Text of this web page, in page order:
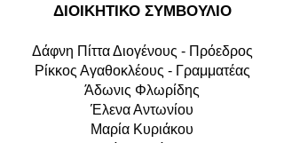
ΔΙΟΙΚΗΤΙΚΟ ΣΥΜΒΟΥΛΙΟ
Δάφνη Πίττα Διογένους - Πρόεδρος
Ρίκκος Αγαθοκλέους - Γραμματέας
Άδωνις Φλωρίδης
Έλενα Αντωνίου
Μαρία Κυριάκου